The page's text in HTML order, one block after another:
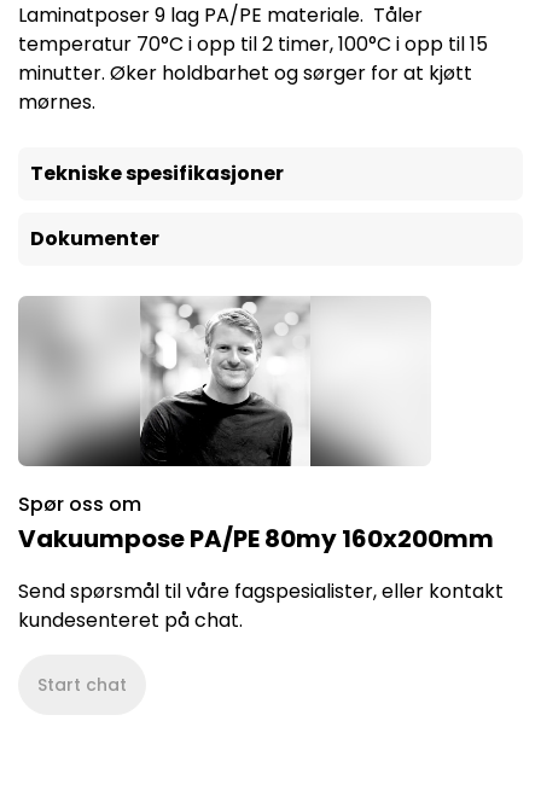
Laminatposer 9 lag PA/PE materiale. Tåler
temperatur 70°C i opp til 2 timer, 100°C i opp til 15
minutter. Øker holdbarhet og sørger for at kjøtt
mørnes.
Tekniske spesifikasjoner
Dokumenter
Spør oss om
Vakuumpose PA/PE 80my 160x200mm
Send spørsmål til våre fagspesialister, eller kontakt
kundesenteret på chat.
Start chat